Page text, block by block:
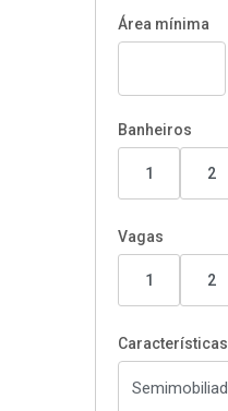
Área mínima
Banheiros
1 2
Vagas
1 2
Características